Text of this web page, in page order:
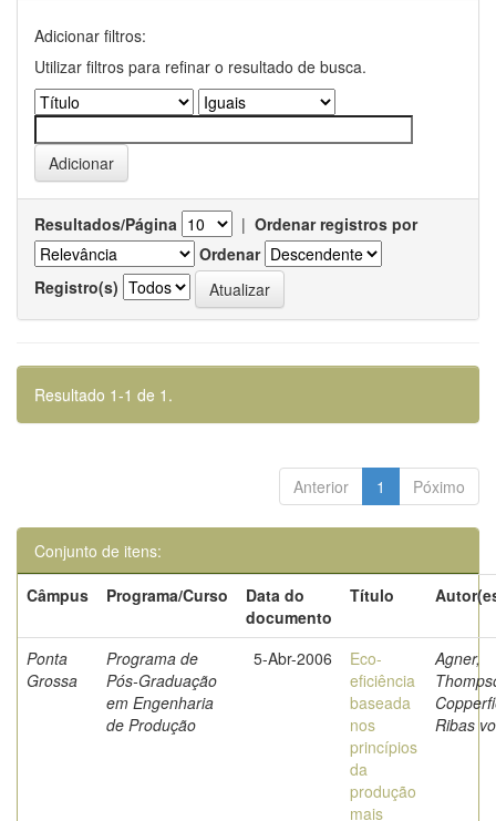
Adicionar filtros:
Utilizar filtros para refinar o resultado de busca.
Resultados/Página | Ordenar registros por
Ordenar
Registro(s)
Resultado 1-1 de 1.
Anterior 1 Póximo
Conjunto de itens:
Câmpus
Programa/Curso
Data do
documento
Título
Ponta
Grossa
Programa de
Pós-Graduação
em Engenharia
de Produção
5-Abr-2006
Eco-
eficiência
baseada
nos
princípios
da
produção
mais
Agner,
Ribas